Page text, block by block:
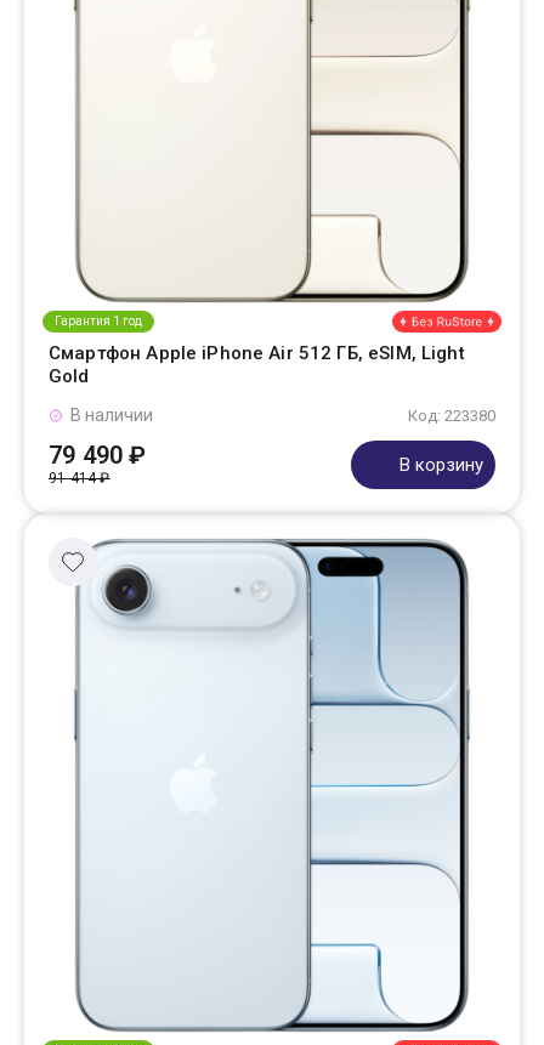
Гарантия 1 год
Смартфон Apple iPhone Air 512 ГБ, eSIM, Light
Gold
Код: 223380
В наличии
79 490 ₽
91 414 ₽
В корзину